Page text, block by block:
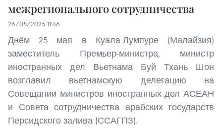
межрегионального сотрудничества
26/05/2025 11:46
Днём 25 мая в Куала-Лумпуре (Малайзия)
заместитель Премьер-министра, министр
иностранных дел Вьетнама Буй Тхань Шон
возглавил вьетнамскую делегацию на
Совещании министров иностранных дел АСЕАН
и Совета сотрудничества арабских государств
Персидского залива (ССАГПЗ).